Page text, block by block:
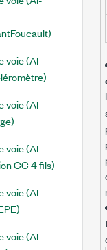
voie (AI-
voie (AI-
voie (AI-
CC 4 fils)
voie (AI-
voie (AI-